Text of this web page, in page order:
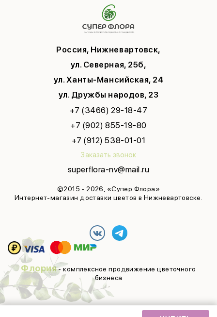
Россия, Нижневартовск,
ул. Северная, 25б,
ул. Ханты-Мансийская, 24
ул. Дружбы народов, 23
+7 (3466) 29-18-47
+7 (902) 855-19-80
+7 (912) 538-01-01
Заказать звонок
superflora-nv@mail.ru
©2015 - 2026, «Супер Флора»
Интернет-магазин доставки цветов в Нижневартовске.
Политика конфиденциальности
Соглашение на рекламу
Флория- комплексное продвижение цветочного
бизнеса